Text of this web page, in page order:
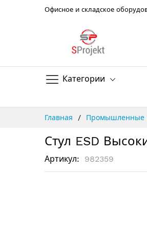
Офисное и складское
Категории
Главная Промышленные
Стул ESD
Артикул 982359